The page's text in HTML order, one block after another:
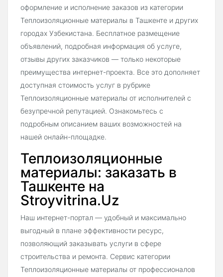
оформление и исполнение заказов из категории
Теплоизоляционные материалы в Ташкенте и других
городах Узбекистана. Бесплатное размещение
объявлений, подробная информация об услуге,
отзывы других заказчиков — только некоторые
преимущества интернет-проекта. Все это дополняет
доступная стоимость услуг в рубрике
Теплоизоляционные материалы от исполнителей с
безупречной репутацией. Ознакомьтесь с
подробным описанием ваших возможностей на
нашей онлайн-площадке.
Теплоизоляционные
материалы: заказать в
Ташкенте на
Stroyvitrina.Uz
Наш интернет-портал — удобный и максимально
выгодный в плане эффективности ресурс,
позволяющий заказывать услуги в сфере
строительства и ремонта. Сервис категории
Теплоизоляционные материалы от профессионалов